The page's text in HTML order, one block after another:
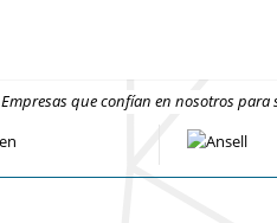
Empresas que confían en nosotros para